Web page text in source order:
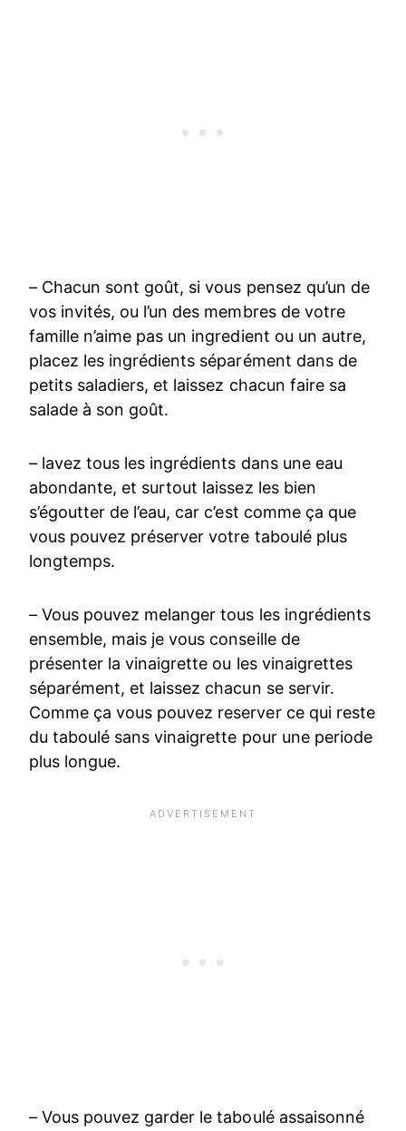
– Chacun sont goût, si vous pensez qu’un de
vos invités, ou l’un des membres de votre
famille n’aime pas un ingredient ou un autre,
placez les ingrédients séparément dans de
petits saladiers, et laissez chacun faire sa
salade à son goût.
– lavez tous les ingrédients dans une eau
abondante, et surtout laissez les bien
s’égoutter de l’eau, car c’est comme ça que
vous pouvez préserver votre taboulé plus
longtemps.
– Vous pouvez melanger tous les ingrédients
ensemble, mais je vous conseille de
présenter la vinaigrette ou les vinaigrettes
séparément, et laissez chacun se servir.
Comme ça vous pouvez reserver ce qui reste
du taboulé sans vinaigrette pour une periode
plus longue.
– Vous pouvez garder le taboulé assaisonné